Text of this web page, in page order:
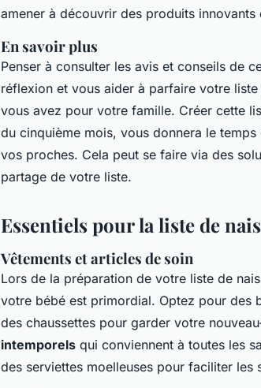
amener à découvrir des produits
En savoir plus
Penser à consulter les avis et conseils de
réflexion et vous aider à parfaire votre
vous avez pour votre famille. Créer cette
du cinquième mois, vous donnera le
vos proches. Cela peut se faire via des
partage de votre liste.
Essentiels pour la liste de
Vêtements et articles de soin
Lors de la préparation de votre liste de
votre bébé est primordial. Optez pour des
des chaussettes pour garder votre
intemporels qui conviennent à toutes les
des serviettes moelleuses pour faciliter les